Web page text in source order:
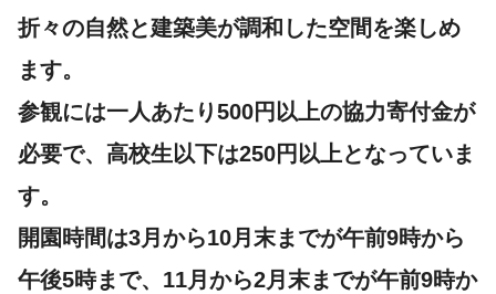
折々の自然と建築美が調和した空間を楽しめ
ます。
参観には一人あたり500円以上の協力寄付金が
必要で、高校生以下は250円以上となっていま
す。
開園時間は3月から10月末までが午前9時から
午後5時まで、11月から2月末までが午前9時か